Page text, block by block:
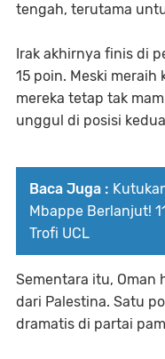
tengah, terutama
Irak akhirnya finis di
15 poin. Meski
mereka tetap tak
unggul di posisi
Baca Juga :
Mbappe Berlanjut!
Trofi UCL
Sementara itu, Oman
dari Palestina. Satu
dramatis di partai